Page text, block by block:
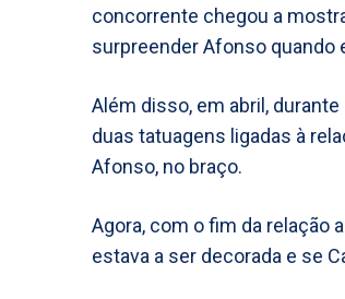
concorrente chegou a
surpreender Afonso quando
Além disso, em abril,
duas tatuagens ligadas à
Afonso, no braço.
Agora, com o fim da relação
estava a ser decorada e se